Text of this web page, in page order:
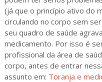
(já que o princípio ativo do
circulando no corpo sem
seu quadro de saúde
medicamento. Por isso é
profissional da área de
corpo, antes de entrar
assunto em: Toranja e